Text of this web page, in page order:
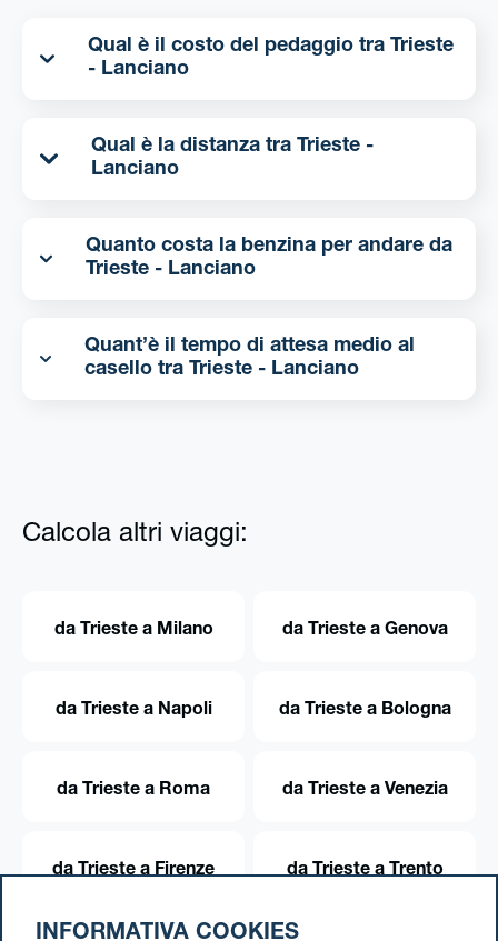
Qual è il costo del pedaggio tra Trieste
- Lanciano
Qual è la distanza tra Trieste -
Lanciano
Quanto costa la benzina per andare da
Trieste - Lanciano
Quant’è il tempo di attesa medio al
casello tra Trieste - Lanciano
Calcola altri viaggi:
da Trieste a Milano da Trieste a Genova
da Trieste a Napoli da Trieste a Bologna
da Trieste a Roma da Trieste a Venezia
da Trieste a Firenze da Trieste a Trento
INFORMATIVA COOKIES